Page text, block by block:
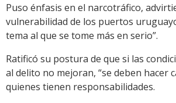
Puso énfasis en el narcotráfico,
vulnerabilidad de los puertos
tema al que se tome más en serio”.
Ratificó su postura de que si las
al delito no mejoran, “se deben hacer
quienes tienen responsabilidades.